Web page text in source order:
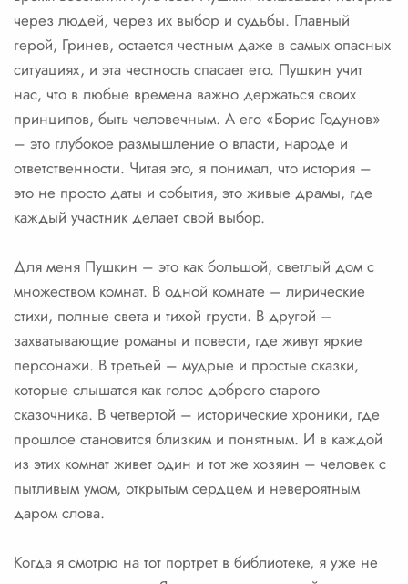
через людей, через их выбор и судьбы. Главный
герой, Гринев, остается честным даже в самых опасных
ситуациях, и эта честность спасает его. Пушкин учит
нас, что в любые времена важно держаться своих
принципов, быть человечным. А его «Борис Годунов»
– это глубокое размышление о власти, народе и
ответственности. Читая это, я понимал, что история –
это не просто даты и события, это живые драмы, где
каждый участник делает свой выбор.
Для меня Пушкин – это как большой, светлый дом с
множеством комнат. В одной комнате – лирические
стихи, полные света и тихой грусти. В другой –
захватывающие романы и повести, где живут яркие
персонажи. В третьей – мудрые и простые сказки,
которые слышатся как голос доброго старого
сказочника. В четвертой – исторические хроники, где
прошлое становится близким и понятным. И в каждой
из этих комнат живет один и тот же хозяин – человек с
пытливым умом, открытым сердцем и невероятным
даром слова.
Когда я смотрю на тот портрет в библиотеке, я уже не